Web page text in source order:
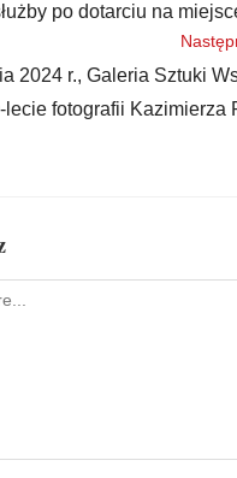
po dotarciu na
2024 r., Galeria Sztuki
lecie fotografii Kazimierza